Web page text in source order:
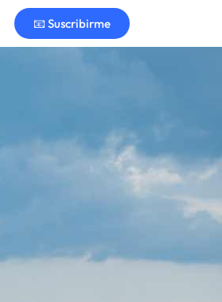
📧 Suscribirme